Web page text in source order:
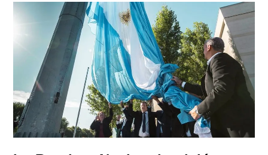
La
Memoria
De
Los
Ex
Combatientes
De
Malvinas
Que
Estará
Situado
En
Los
Polvorines